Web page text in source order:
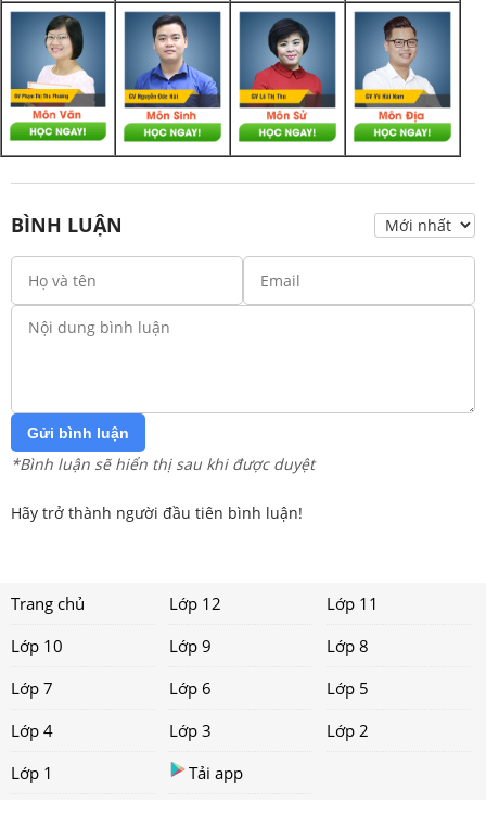
BÌNH LUẬN
Gửi bình luận
*Bình luận sẽ hiển thị sau khi được duyệt
Hãy trở thành người đầu tiên bình luận!
Trang chủ Lớp 12
Lớp 11
Lớp 10
Lớp 9
Lớp 8
Lớp 7
Lớp 6
Lớp 5
Lớp 4
Lớp 3
Lớp 2
Lớp 1
Tải app